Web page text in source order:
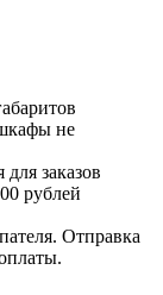
не
заказов
рублей
Отправка